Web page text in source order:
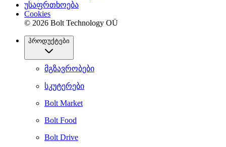
უსაფრთხოება
Cookies
© 2026 Bolt Technology OÜ
პროდუქტები
მგზავრობები
სკუტერები
Bolt Market
Bolt Food
Bolt Drive